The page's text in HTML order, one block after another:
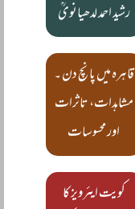
رشید احمد لدھیانویؒ
قاہرہ میں پانچ دن ۔
مشاہدات، تاثرات
اور محسوسات
کویت ایئرویز کا